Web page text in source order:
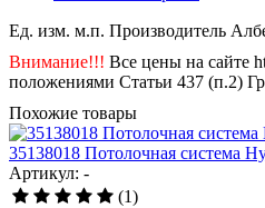
Ед. изм. м.п. Производитель
Внимание!!! Все цены на сайте
положениями Статьи 437 (п.2)
Похожие товары
35138018 Потолочная система
Артикул: -
(1)